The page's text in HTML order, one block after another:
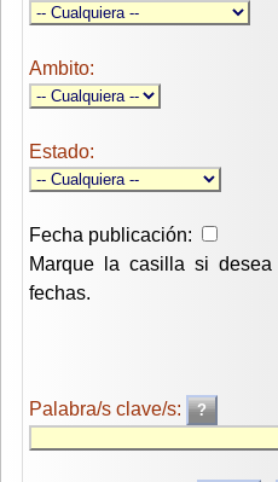
Ambito:
Estado:
Fecha publicación:
Marque la casilla si
fechas.
Palabra/s clave/s: